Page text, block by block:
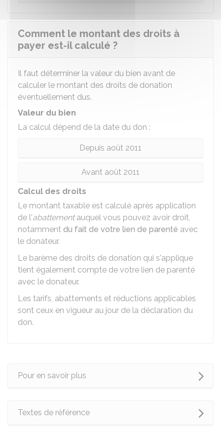
Comment le montant des droits à
payer est-il calculé ?
Il faut déterminer la valeur du bien avant de
calculer le montant des droits de donation
éventuellement dus.
Valeur du bien
La calcul dépend de la date du don :
Depuis août 2011
Avant août 2011
Calcul des droits
Le montant taxable est calculé après application
de l'abattementauquel vous pouvez avoir droit,
notamment du fait de votre lien de parenté avec
le donateur.
Le barème des droits de donation qui s'applique
tient également compte de votre lien de parenté
avec le donateur.
Les tarifs, abattements et réductions applicables
sont ceux en vigueur au jour de la déclaration du
don.
Pour en savoir plus
Textes de référence